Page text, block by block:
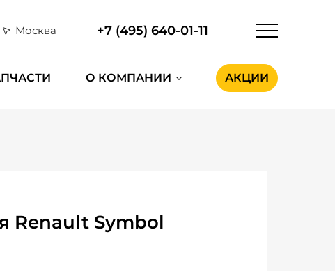
Москва +7 (495) 640-01-11
О КОМПАНИИ АКЦИИ
Renault Symbol